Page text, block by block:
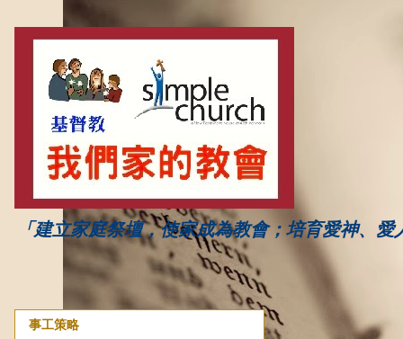
「建立家庭祭壇，使家成為教會；培育愛神、
事工策略